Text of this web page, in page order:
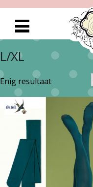
L/XL
Enig resultaat